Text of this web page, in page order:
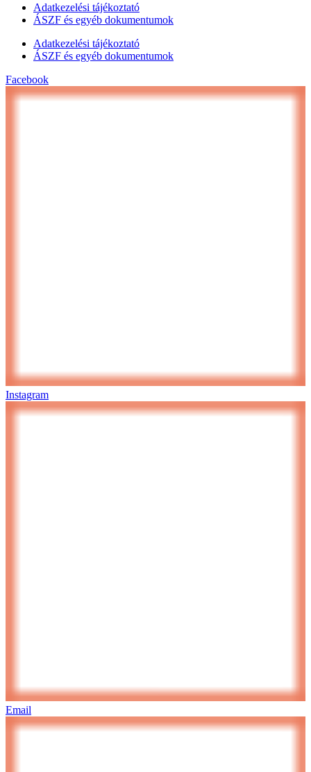
Adatkezelési tájékoztató
ÁSZF és egyéb dokumentumok
Adatkezelési tájékoztató
ÁSZF és egyéb dokumentumok
Facebook
Instagram
Email